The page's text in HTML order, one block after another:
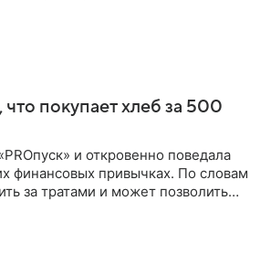
покупает хлеб за 500
и откровенно поведала
финансовых привычках. По словам
за тратами и может позволить